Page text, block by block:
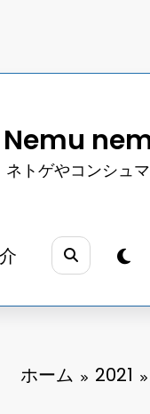
ネトゲやコンシュ
ホーム 2021